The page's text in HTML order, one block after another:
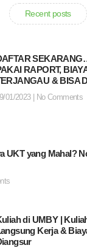
Recent posts
RAPORT,
& BISA
01/2023 No Comments
UKT yang Mahal?
di UMBY |
Kerja &